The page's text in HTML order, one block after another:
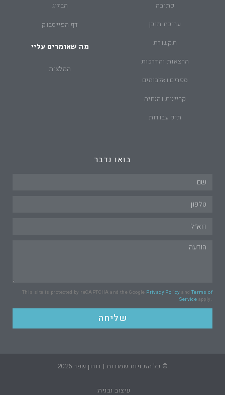
כתיבה
עריכת תוכן
תקשורת
הרצאות והדרכות
ספרים ואלבומים
קריינות והנחיה
תיק עבודות
הבלוג
דף הפייסבוק
מה שאומרים עליי
המלצות
בואו נדבר
This site is protected by reCAPTCHA and the Google Privacy Policy and Terms of
Service apply.
שליחה
© כל הזכויות שמורות | דורון שפר 2026
עיצוב ובניה: